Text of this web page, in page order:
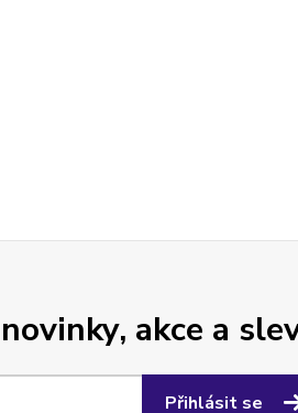
akce a
Přihlásit se